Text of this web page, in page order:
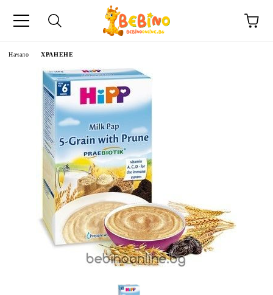
Начало ХРАНЕНЕ